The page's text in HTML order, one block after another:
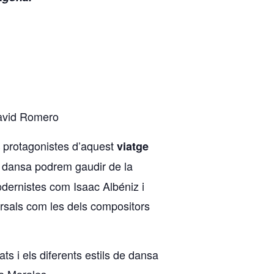
Romero
d’aquestviatge
podrem gaudir de la
com Isaac Albéniz i
com les dels compositors
i els diferents estils de dansa